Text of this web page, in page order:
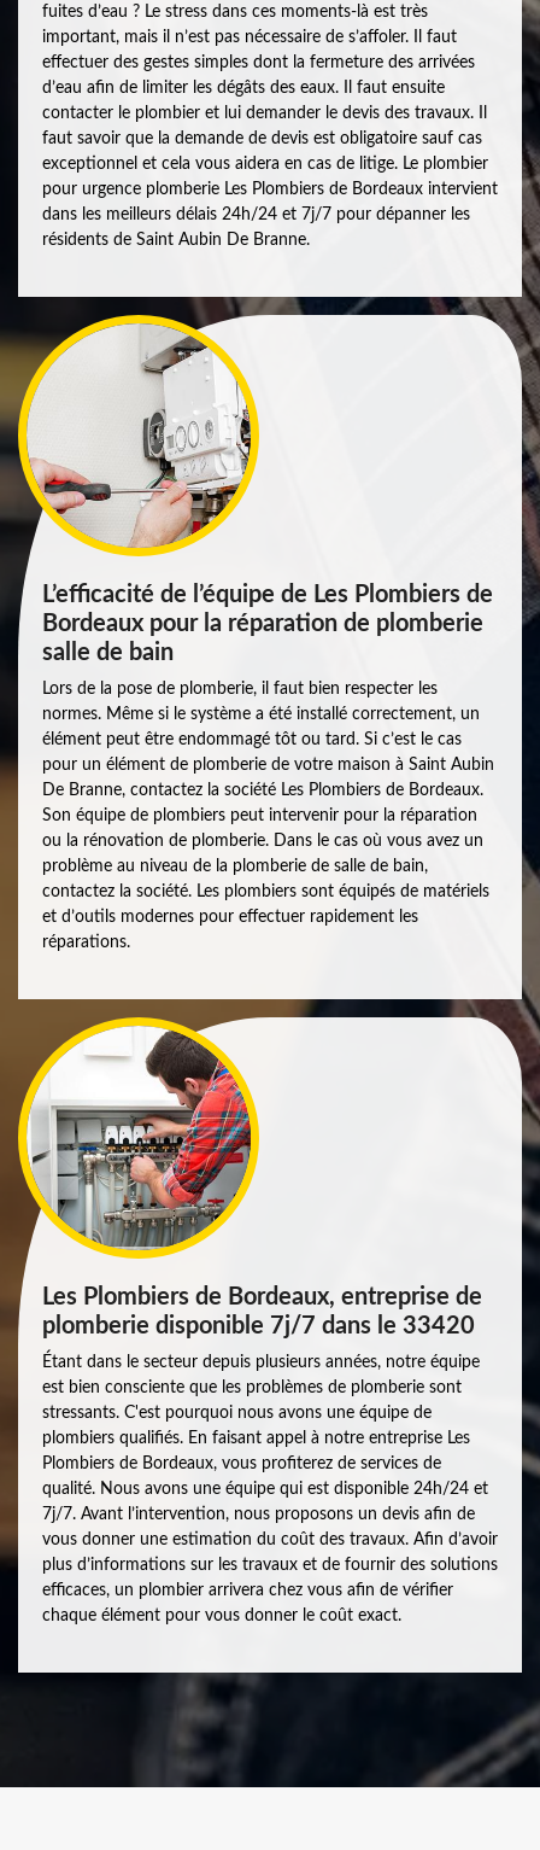
fuites d’eau ? Le stress dans ces moments-là est très
important, mais il n’est pas nécessaire de s’affoler. Il faut
effectuer des gestes simples dont la fermeture des arrivées
d’eau afin de limiter les dégâts des eaux. Il faut ensuite
contacter le plombier et lui demander le devis des travaux. Il
faut savoir que la demande de devis est obligatoire sauf cas
exceptionnel et cela vous aidera en cas de litige. Le plombier
pour urgence plomberie Les Plombiers de Bordeaux intervient
dans les meilleurs délais 24h/24 et 7j/7 pour dépanner les
résidents de Saint Aubin De Branne.
L’efficacité de l’équipe de Les Plombiers de
Bordeaux pour la réparation de plomberie
salle de bain
Lors de la pose de plomberie, il faut bien respecter les
normes. Même si le système a été installé correctement, un
élément peut être endommagé tôt ou tard. Si c’est le cas
pour un élément de plomberie de votre maison à Saint Aubin
De Branne, contactez la société Les Plombiers de Bordeaux.
Son équipe de plombiers peut intervenir pour la réparation
ou la rénovation de plomberie. Dans le cas où vous avez un
problème au niveau de la plomberie de salle de bain,
contactez la société. Les plombiers sont équipés de matériels
et d’outils modernes pour effectuer rapidement les
réparations.
Les Plombiers de Bordeaux, entreprise de
plomberie disponible 7j/7 dans le 33420
Étant dans le secteur depuis plusieurs années, notre équipe
est bien consciente que les problèmes de plomberie sont
stressants. C'est pourquoi nous avons une équipe de
plombiers qualifiés. En faisant appel à notre entreprise Les
Plombiers de Bordeaux, vous profiterez de services de
qualité. Nous avons une équipe qui est disponible 24h/24 et
7j/7. Avant l’intervention, nous proposons un devis afin de
vous donner une estimation du coût des travaux. Afin d’avoir
plus d’informations sur les travaux et de fournir des solutions
efficaces, un plombier arrivera chez vous afin de vérifier
chaque élément pour vous donner le coût exact.